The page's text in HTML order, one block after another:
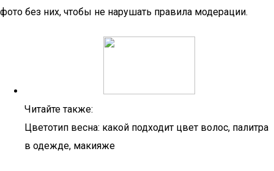
фото без них, чтобы не нарушать правила модерации.
Читайте также:
Цветотип весна: какой подходит цвет волос, палитра
в одежде, макияже